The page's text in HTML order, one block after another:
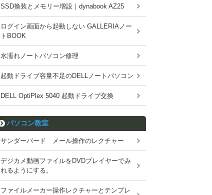
SSD換装とメモリー増設｜dynabook AZ25
ログイン画面から起動しない GALLERIAノー
トBOOK
水濡れノートパソコン修理
起動ドライブ容量不足のDELLノートパソコン
DELL OptiPlex 5040 起動ドライブ交換
パソコン教室
サンダーバード メール操作のレクチャー
デジカメ動画ファイルをDVDプレイヤーでみ
れるようにする。
ファイルメーカー操作レクチャーとテンプレ